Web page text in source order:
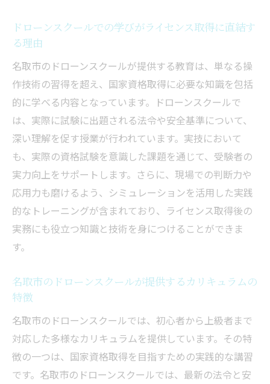
ールの学び
名取市のドローンスクールで実技と学科をバラ
ンスよく習得する方法
効率的な学びを提供するドローンスクール
のカリキュラム
実技と学科のバランスを取る重要性
名取市のドローンスクールで学べる実技の
内容
ドローンスクールの学科講習で習得すべき
ドローンスクールでの学びを最大限に活か
2025年の資格制度変更に対応する名取市のドロ
ーンスクールの魅力
資格制度変更に備えるドローンスクールの
取り組み
ドローンスクールでの学びがライセンス取得に直結す
る理由
名取市のドローンスクールが提供する教育は、単なる操
作技術の習得を超え、国家資格取得に必要な知識を包括
的に学べる内容となっています。ドローンスクールで
は、実際に試験に出題される法令や安全基準について、
深い理解を促す授業が行われています。実技において
も、実際の資格試験を意識した課題を通じて、受験者の
実力向上をサポートします。さらに、現場での判断力や
応用力も磨けるよう、シミュレーションを活用した実践
的なトレーニングが含まれており、ライセンス取得後の
実務にも役立つ知識と技術を身につけることができま
す。
名取市のドローンスクールが提供するカリキュラムの
特徴
名取市のドローンスクールでは、初心者から上級者まで
対応した多様なカリキュラムを提供しています。その特
徴の一つは、国家資格取得を目指すための実践的な講習
です。名取市のドローンスクールでは、最新の法令と安